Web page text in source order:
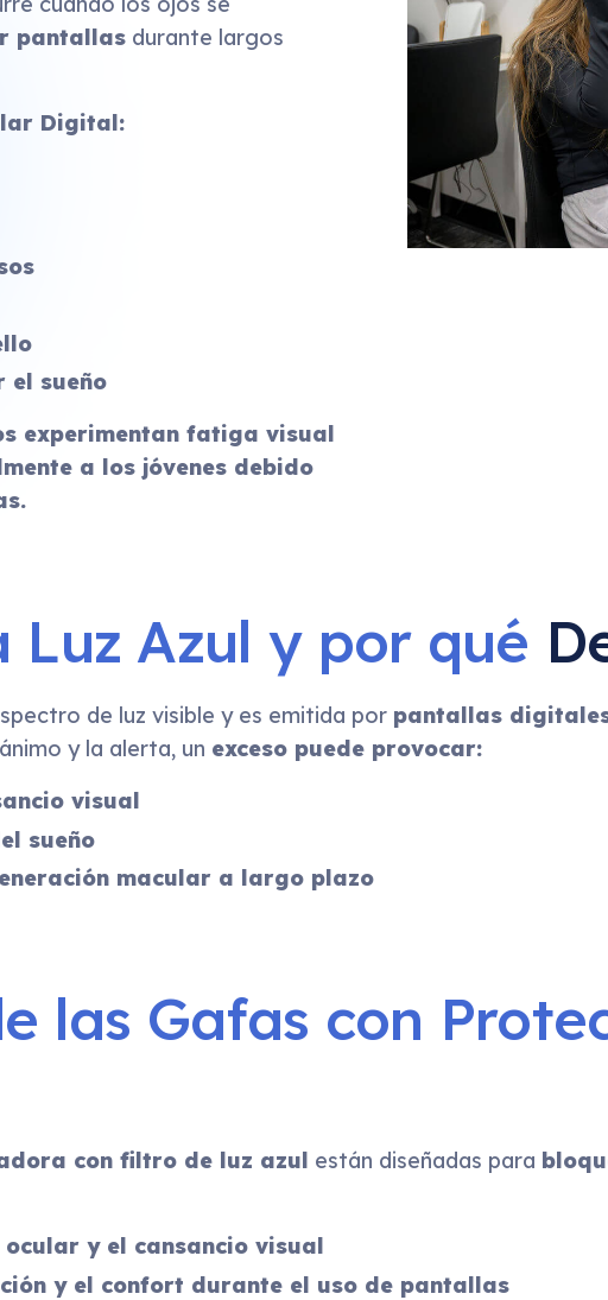
pantallas durante largos
Digital:
sueño
experimentan fatiga visual
a los jóvenes debido
Luz Azul y por qué
de luz visible y es emitida por pantallas
y la alerta, un exceso puede provocar:
visual
sueño
macular a largo plazo
las Gafas con
con filtro de luz azul están diseñadas para
y el cansancio visual
y el confort durante el uso de pantallas